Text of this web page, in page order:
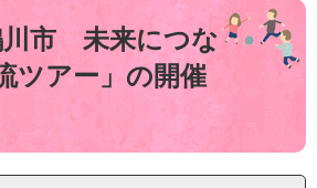
川市 未来につな
ツアー」の開催